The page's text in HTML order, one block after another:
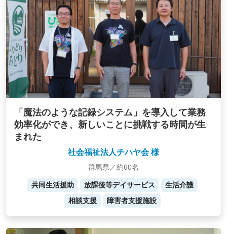
「魔法のような記録システム」を導入して業務
効率化ができ、新しいことに挑戦する時間が生
まれた
社会福祉法人チハヤ会 様
群馬県／約60名
共同生活援助 放課後等デイサービス
生活介護
相談支援
障害者支援施設